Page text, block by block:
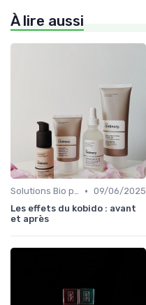
À lire aussi
Solutions Bio pour Problèmes de Peau • 09/06/2025
Les effets du kobido : avant
et après